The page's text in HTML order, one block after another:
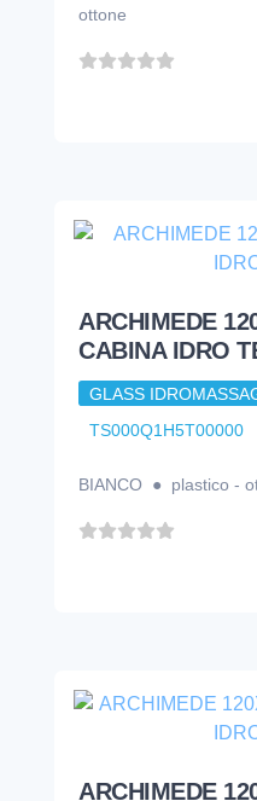
ottone
ARCHIMEDE
CABINA IDRO
GLASS
TS000Q1H5T00000
BIANCO ● plastico -
ARCHIMEDE